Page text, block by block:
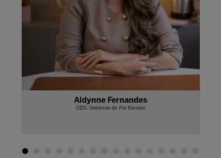
Aldynne Fernandes
Universo do Psi Escolar